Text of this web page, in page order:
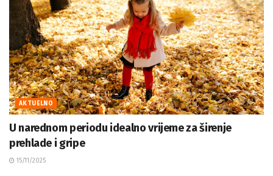
AKTUELNO
U narednom periodu idealno vrijeme za širenje
prehlade i gripe
15/11/2025